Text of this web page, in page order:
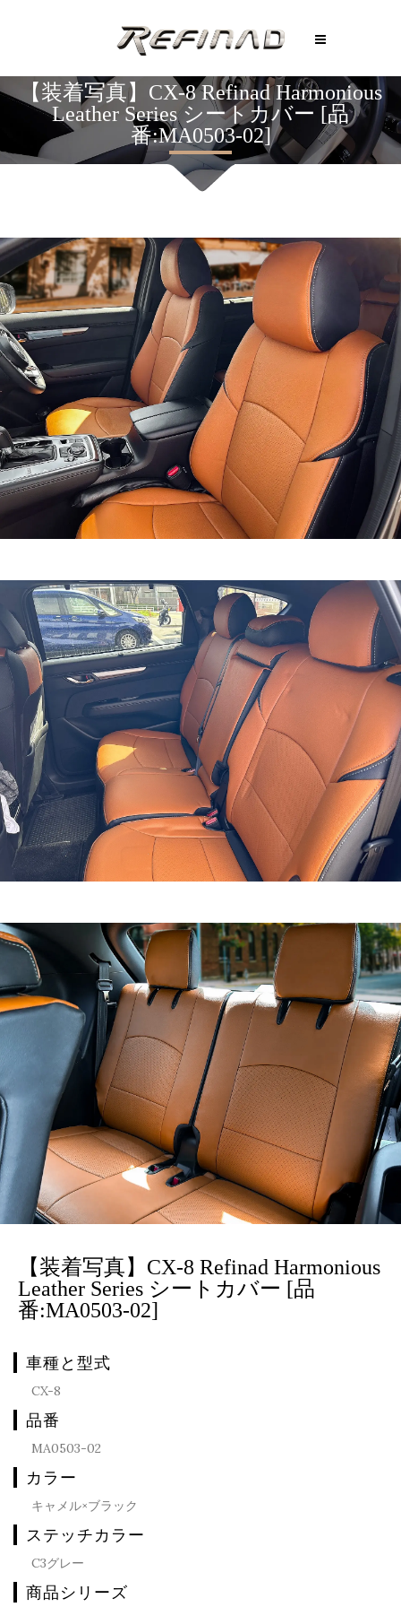
【装着写真】CX-8 Refinad Harmonious
Leather Series シートカバー [品
番:MA0503-02]
【装着写真】CX-8 Refinad Harmonious
Leather Series シートカバー [品
番:MA0503-02]
車種と型式
CX-8
品番
MA0503-02
カラー
キャメル×ブラック
ステッチカラー
C3グレー
商品シリーズ